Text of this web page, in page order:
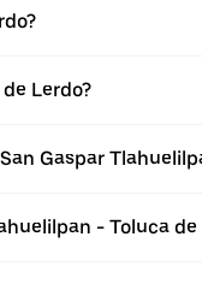
Lerdo?
Gaspar
- Toluca de